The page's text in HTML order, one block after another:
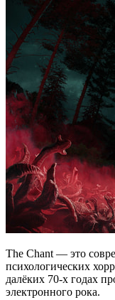
The Chant — это
психологических
далёких 70-х годах
электронного рока.